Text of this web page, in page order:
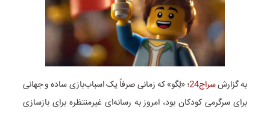
به گزارشسراج24
؛ «لِگو» که زمانی صرفاً یک اسباب‌بازی ساده و جهانی
برای سرگرمی کودکان بود، امروز به رسانه‌ای غیرمنتظره برای بازسازی